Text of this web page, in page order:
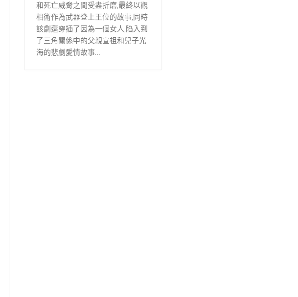
和死亡威脅之間受盡折磨,最終以觀
相術作為武器登上王位的故事,同時
該劇還穿插了因為一個女人,陷入到
了三角關係中的父親宣祖和兒子光
海的悲劇愛情故事…